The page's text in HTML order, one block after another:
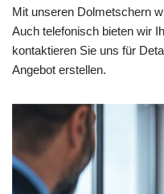
Mit unseren Dolmetschern
Auch telefonisch bieten wir
kontaktieren Sie uns für
Angebot erstellen.